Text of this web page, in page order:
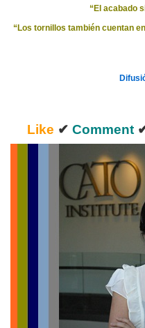
“El acabado
“Los tornillos también cuentan
Like ✔ Comment